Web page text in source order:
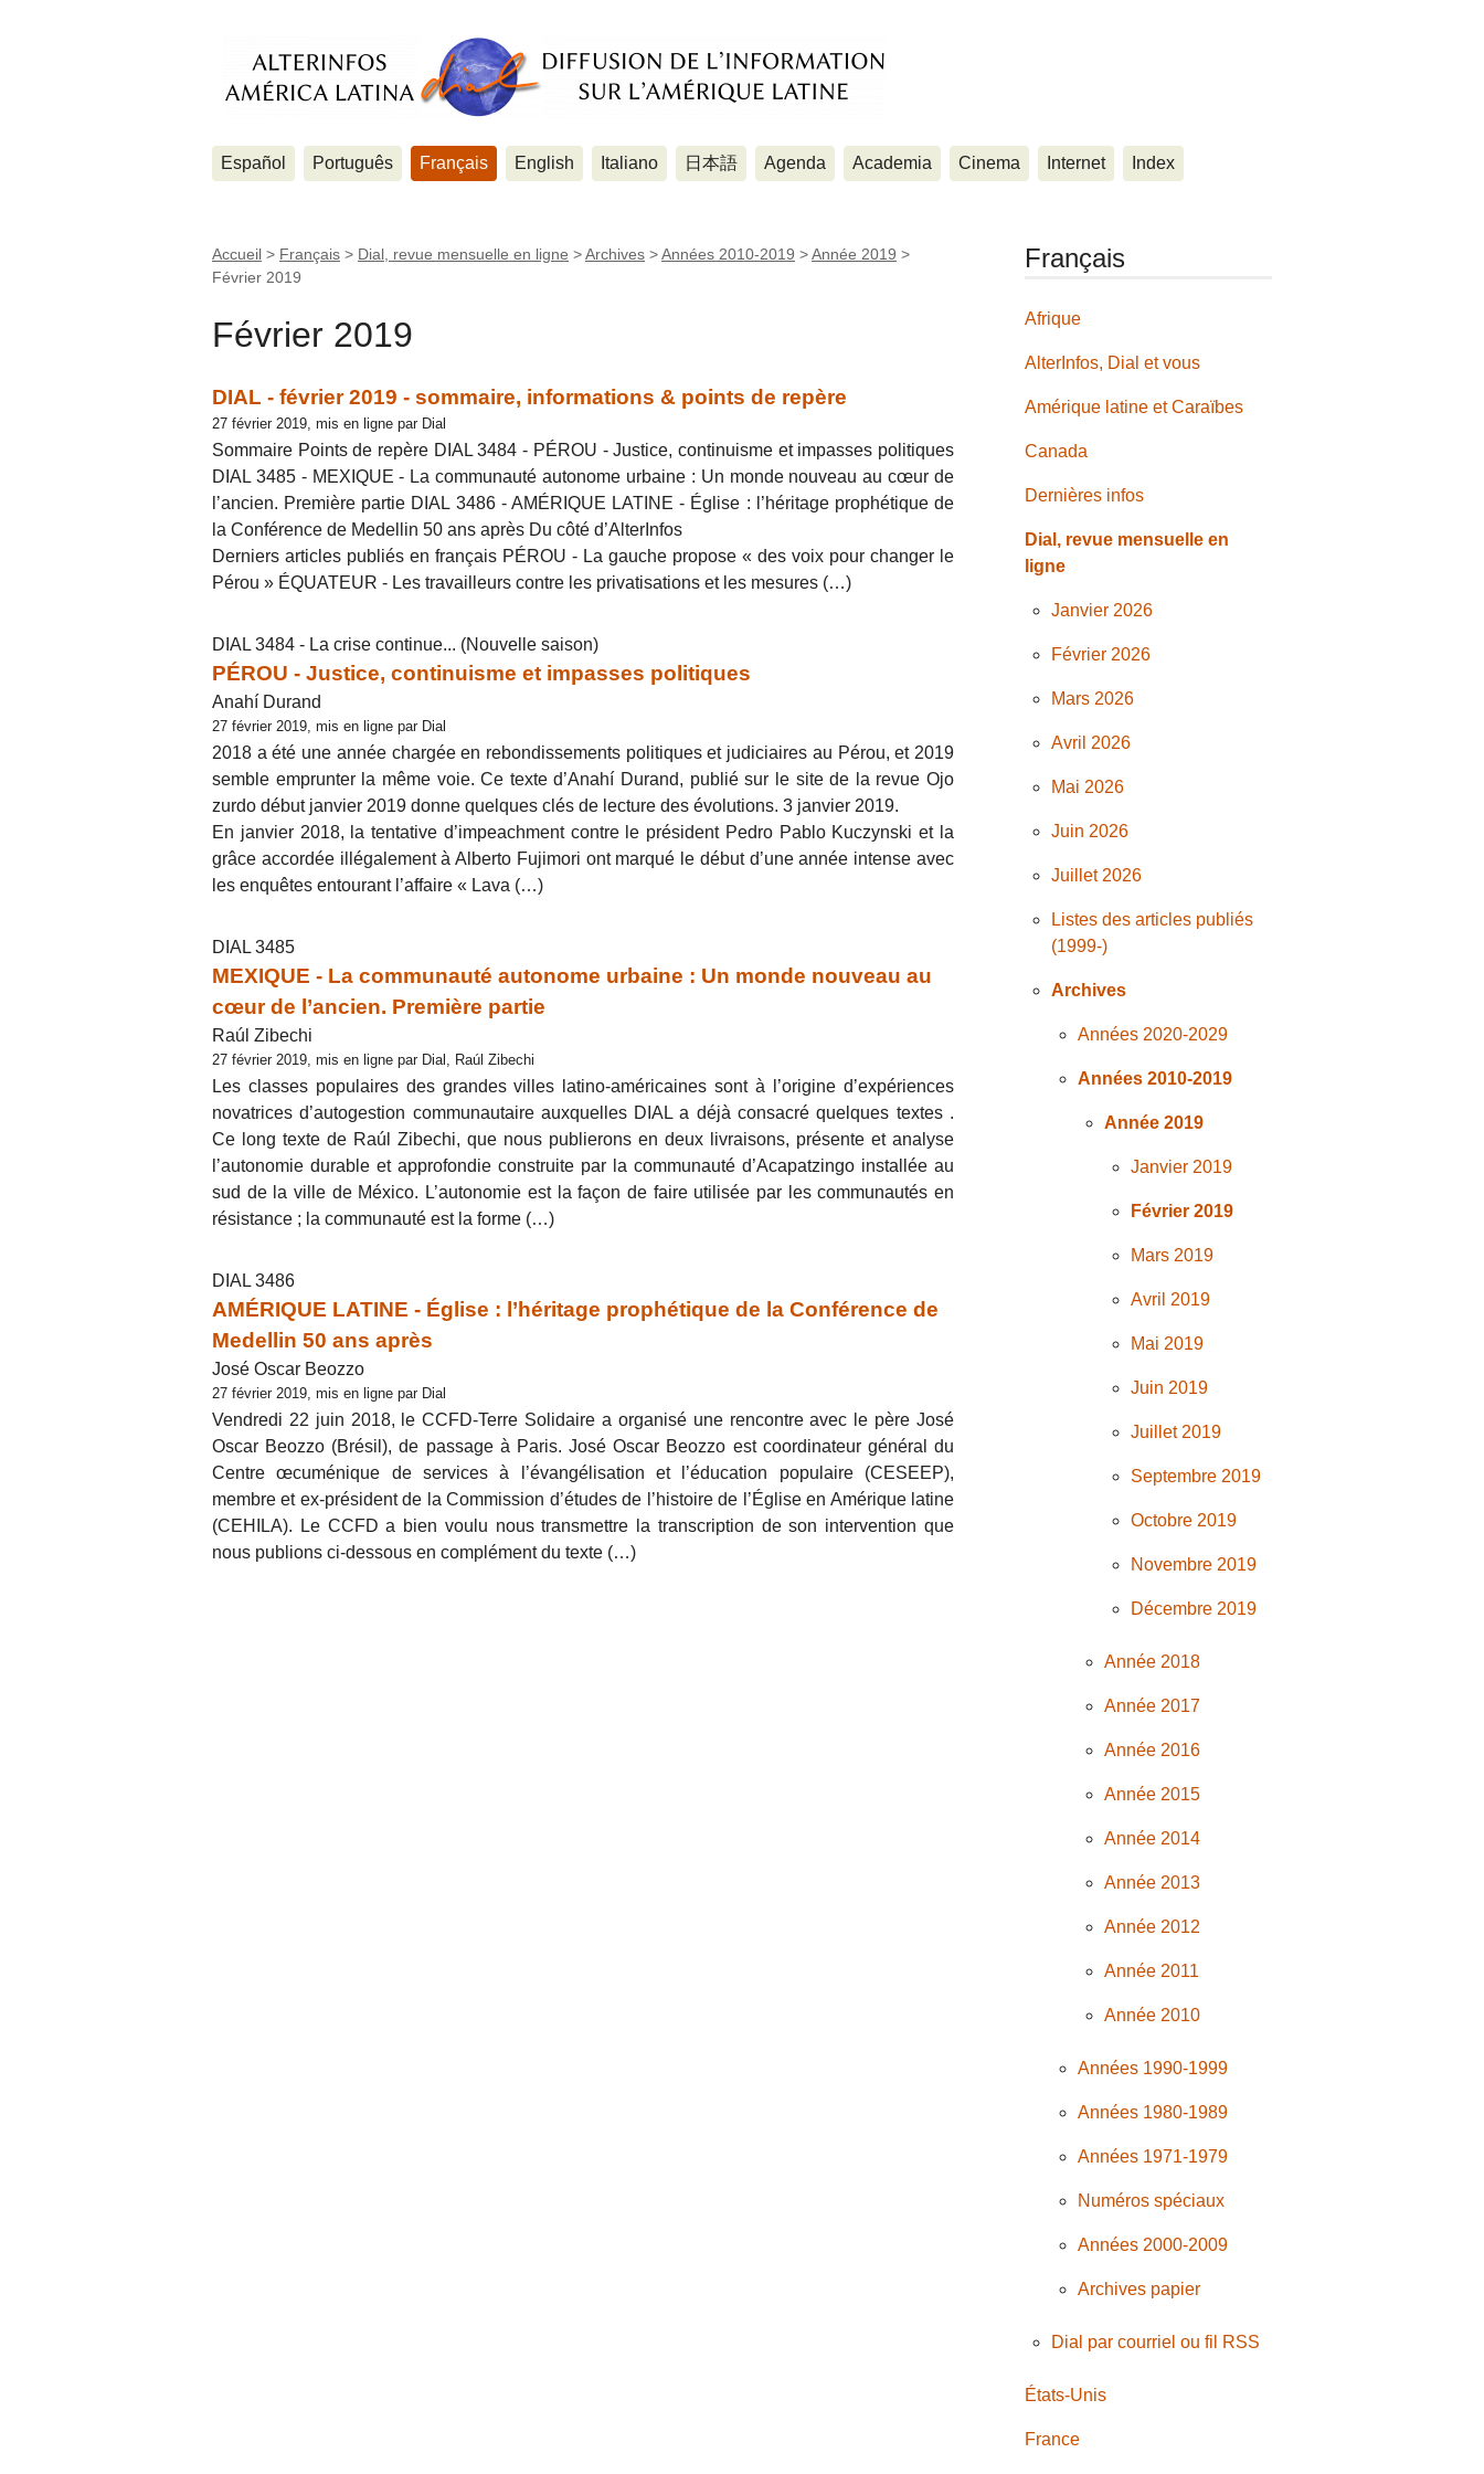
Español Português Français English Italiano 日本語 Agenda Academia Cinema Internet Index
Accueil > Français > Dial, revue mensuelle en ligne >Archives >Années 2010-2019 >Année 2019 >
Février 2019
Février 2019
DIAL - février 2019 - sommaire, informations & points de repère
27 février 2019, mis en ligne par Dial
Sommaire Points de repère DIAL 3484 - PÉROU - Justice, continuisme et impasses politiques
DIAL 3485 - MEXIQUE - La communauté autonome urbaine : Un monde nouveau au cœur de
l’ancien. Première partie DIAL 3486 - AMÉRIQUE LATINE - Église : l’héritage prophétique de
la Conférence de Medellin 50 ans après Du côté d’AlterInfos
Derniers articles publiés en français PÉROU - La gauche propose « des voix pour changer le
Pérou » ÉQUATEUR - Les travailleurs contre les privatisations et les mesures (…)
DIAL 3484 - La crise continue... (Nouvelle saison)
PÉROU - Justice, continuisme et impasses politiques
Anahí Durand
27 février 2019, mis en ligne par Dial
2018 a été une année chargée en rebondissements politiques et judiciaires au Pérou, et 2019
semble emprunter la même voie. Ce texte d’Anahí Durand, publié sur le site de la revue Ojo
zurdo début janvier 2019 donne quelques clés de lecture des évolutions. 3 janvier 2019.
En janvier 2018, la tentative d’impeachment contre le président Pedro Pablo Kuczynski et la
grâce accordée illégalement à Alberto Fujimori ont marqué le début d’une année intense avec
les enquêtes entourant l’affaire « Lava (…)
DIAL 3485
MEXIQUE - La communauté autonome urbaine : Un monde nouveau au
cœur de l’ancien. Première partie
Raúl Zibechi
27 février 2019, mis en ligne par Dial, Raúl Zibechi
Les classes populaires des grandes villes latino-américaines sont à l’origine d’expériences
novatrices d’autogestion communautaire auxquelles DIAL a déjà consacré quelques textes .
Ce long texte de Raúl Zibechi, que nous publierons en deux livraisons, présente et analyse
l’autonomie durable et approfondie construite par la communauté d’Acapatzingo installée au
sud de la ville de México. L’autonomie est la façon de faire utilisée par les communautés en
résistance ; la communauté est la forme (…)
DIAL 3486
AMÉRIQUE LATINE - Église : l’héritage prophétique de la Conférence de
Medellin 50 ans après
José Oscar Beozzo
27 février 2019, mis en ligne par Dial
Vendredi 22 juin 2018, le CCFD-Terre Solidaire a organisé une rencontre avec le père José
Oscar Beozzo (Brésil), de passage à Paris. José Oscar Beozzo est coordinateur général du
Centre œcuménique de services à l’évangélisation et l’éducation populaire (CESEEP),
membre et ex-président de la Commission d’études de l’histoire de l’Église en Amérique latine
(CEHILA). Le CCFD a bien voulu nous transmettre la transcription de son intervention que
nous publions ci-dessous en complément du texte (…)
Français
Afrique
AlterInfos, Dial et vous
Amérique latine et Caraïbes
Canada
Dernières infos
Dial, revue mensuelle en
ligne
Janvier 2026
Février 2026
Mars 2026
Avril 2026
Mai 2026
Juin 2026
Juillet 2026
Listes des articles publiés
(1999-)
Archives
Années 2020-2029
Années 2010-2019
Année 2019
Janvier 2019
Février 2019
Mars 2019
Avril 2019
Mai 2019
Juin 2019
Juillet 2019
Septembre 2019
Octobre 2019
Novembre 2019
Décembre 2019
Année 2018
Année 2017
Année 2016
Année 2015
Année 2014
Année 2013
Année 2012
Année 2011
Année 2010
Années 1990-1999
Années 1980-1989
Années 1971-1979
Numéros spéciaux
Années 2000-2009
Archives papier
Dial par courriel ou fil RSS
États-Unis
France